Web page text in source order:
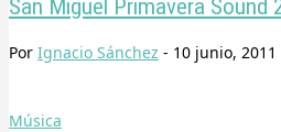
San Miguel Primavera Sound
Por Ignacio Sánchez - 10 junio, 2011
Música